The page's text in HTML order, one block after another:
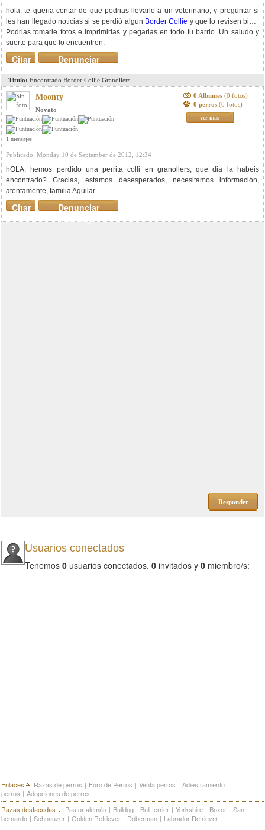
hola: te queria contar de que podrias llevarlo a un veterinario, y preguntar si
les han llegado noticias si se perdió algun Border Collie y que lo revisen bien.
Podrias tomarle fotos e imprimirlas y pegarlas en todo tu barrio. Un saludo y
suerte para que lo encuentren.
Denunciar
mensaje
Citar
Titulo: Encontrado Border Collie Granollers
Moonty
Novato
1 mensajes
0 Albumes (0 fotos)
0 perros (0 fotos)
ver mas
Publicado: Monday 10 de September de 2012, 12:34
hOLA, hemos perdido una perrita colli en granollers, que dia la habeis
encontrado? Gracias, estamos desesperados, necesitamos información,
atentamente, familia Aguilar
Denunciar
mensaje
Citar
Responder
Usuarios conectados
Tenemos 0 usuarios conectados. 0 invitados y 0 miembro/s:
Enlaces Razas de perros | Foro de Perros | Venta perros | Adiestramiento
perros | Adopciones de perros
Razas destacadas
Pastor alemán | Bulldog | Bull terrier | Yorkshire | Boxer | San
bernardo | Schnauzer | Golden Retriever | Doberman | Labrador Retriever